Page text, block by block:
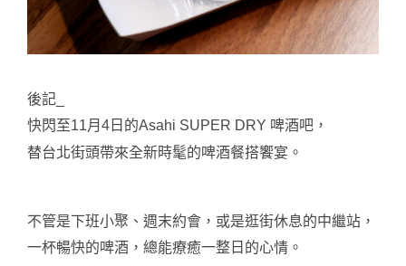
後記_
快閃至11月4日的Asahi SUPER DRY 啤酒吧，
替台北街頭帶來全新時髦的啤酒餐搭饗宴。
不管是下班小聚、週末約會，或是逛街休息的中繼站，
一杯暢快的啤酒，總能療癒一整日的心情。